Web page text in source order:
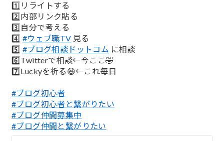
1️⃣リライトする
2️⃣内部リンク貼る
3️⃣自分で考える
4️⃣ #ウェブ職TV 見る
5️⃣ #ブログ相談ドットコム に相談
6️⃣Twitterで相談←今ここ🤣
7️⃣Luckyを祈る😆←これ毎日
#ブログ初心者
#ブログ初心者と繋がりたい
#ブログ仲間募集中
#ブログ仲間と繋がりたい